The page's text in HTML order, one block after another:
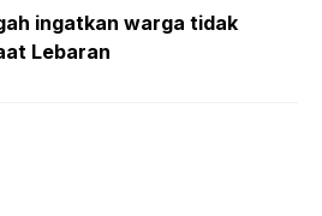
ingatkan warga tidak
Lebaran